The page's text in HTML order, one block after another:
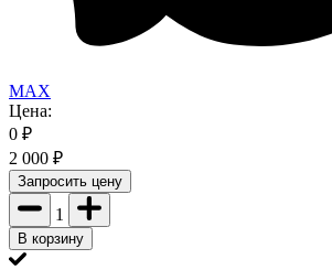
MAX
Цена:
0 ₽
2 000 ₽
Запросить цену
1
В корзину